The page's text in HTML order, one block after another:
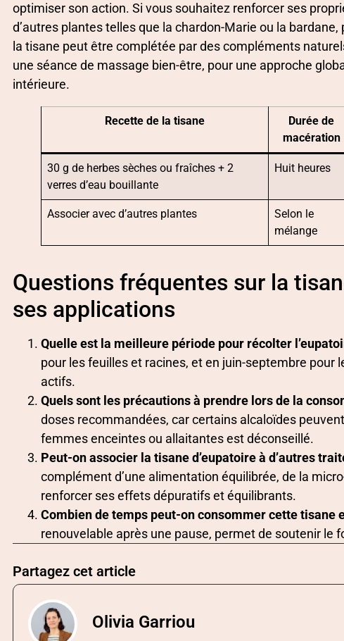
optimiser son action. Si vous souhaitez renforcer ses
d’autres plantes telles que la chardon-Marie ou la
la tisane peut être complétée par des compléments
une séance de massage bien-être, pour une approche
intérieure.
Recette de la tisane
Durée de
macération
30 g de herbes sèches ou fraîches + 2
verres d’eau bouillante
Huit heures
Associer avec d’autres plantes
Selon le
mélange
Questions fréquentes sur la
ses applications
Quelle est la meilleure période pour récolter
pour les feuilles et racines, et en juin-septembre pour
actifs.
Quels sont les précautions à prendre lors de la
doses recommandées, car certains alcaloïdes
femmes enceintes ou allaitantes est déconseillé.
Peut-on associer la tisane d’eupatoire à d’autres
complément d’une alimentation équilibrée, de la
renforcer ses effets dépuratifs et équilibrants.
Combien de temps peut-on consommer cette tisane
renouvelable après une pause, permet de soutenir le
Partagez cet article
Olivia Garriou